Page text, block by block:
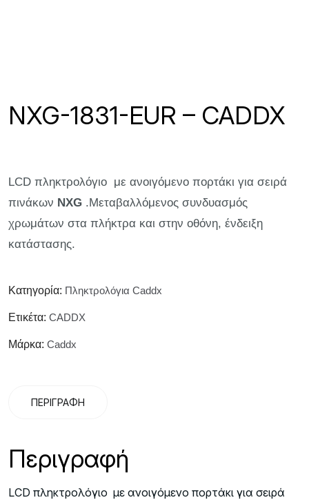
NXG-1831-EUR – CADDX
LCD πληκτρολόγιο με ανοιγόμενο πορτάκι για σειρά
πινάκων NXG .Μεταβαλλόμενος συνδυασμός
χρωμάτων στα πλήκτρα και στην οθόνη, ένδειξη
κατάστασης.
Κατηγορία: Πληκτρολόγια Caddx
Ετικέτα: CADDX
Μάρκα: Caddx
ΠΕΡΙΓΡΑΦΉ
Περιγραφή
LCD πληκτρολόγιο με ανοιγόμενο πορτάκι για σειρά